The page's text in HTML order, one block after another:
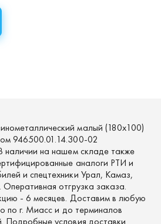
малый (180х100)
946500.01.14.300-02
наличии на нашем складе также
аналоги РТИ и
и спецтехники Урал, Камаз,
отгрузка заказа.
- 6 месяцев. Доставим в любую
по г. Миасс и до терминалов
Подробные условия доставки